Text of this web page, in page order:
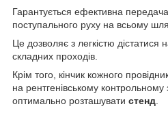
Гарантується ефективна
поступального руху на всьому
Це дозволяє з легкістю дістатися
складних проходів.
Крім того, кінчик кожного
на рентгенівському
оптимально розташувати стенд.